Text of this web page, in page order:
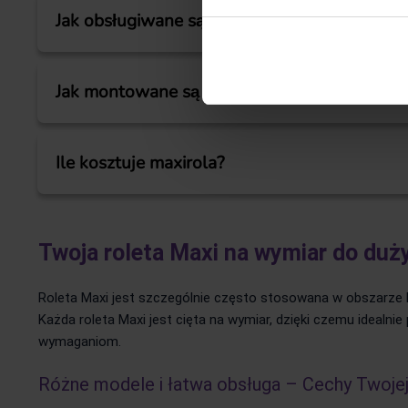
Decydujące dla skutecznej ochrony przeciwsłonecznej
Jak obsługiwane są maxirole?
Maxirole z kasetą otwierane i zamykane są za pomocą
również maxirole z napędem elektrycznym i
Jak montowane są maxirole?
elementy do mocowania są dostarczane razem z
Ile kosztuje maxirola?
Twoja roleta Maxi na wymiar do
Roleta Maxi jest szczególnie często stosowana w obszarze
Każda roleta Maxi jest cięta na wymiar, dzięki czemu
wymaganiom.
Różne modele i łatwa obsługa – Cechy